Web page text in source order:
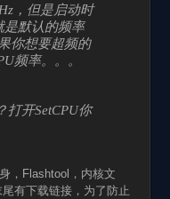
，但是启动时
是默认的频率
你想要超频的
频率。。。
打开SetCPU你
，Flashtool，内核文
有下载链接，为了防止